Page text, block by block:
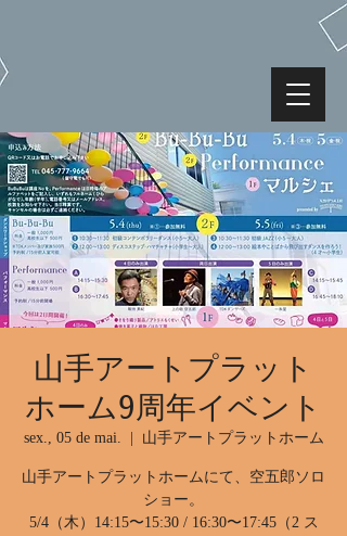
山手アートプラット
ホーム9周年イベント
sex., 05 de mai. 山手アートプラットホーム
山手アートプラットホームにて、空五郎ソロ
ショー。
5/4（木）14:15〜15:30 / 16:30〜17:45（2 ス